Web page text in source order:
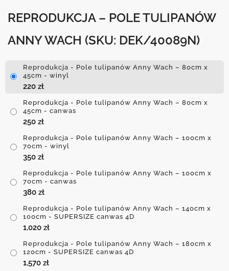
REPRODUKCJA – POLE TULIPANÓW
ANNY WACH (SKU: DEK/40089N)
Reprodukcja - Pole tulipanów Anny Wach – 80cm x
45cm - winyl
220 zł
Reprodukcja - Pole tulipanów Anny Wach – 80cm x
45cm - canwas
250 zł
Reprodukcja - Pole tulipanów Anny Wach – 100cm x
70cm - winyl
350 zł
Reprodukcja - Pole tulipanów Anny Wach – 100cm x
70cm - canwas
380 zł
Reprodukcja - Pole tulipanów Anny Wach – 140cm x
100cm - SUPERSIZE canwas 4D
1,020 zł
Reprodukcja - Pole tulipanów Anny Wach – 180cm x
120cm - SUPERSIZE canwas 4D
1,570 zł